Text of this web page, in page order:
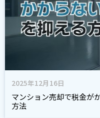
2025年12月16日
マンション売却で税金が
方法